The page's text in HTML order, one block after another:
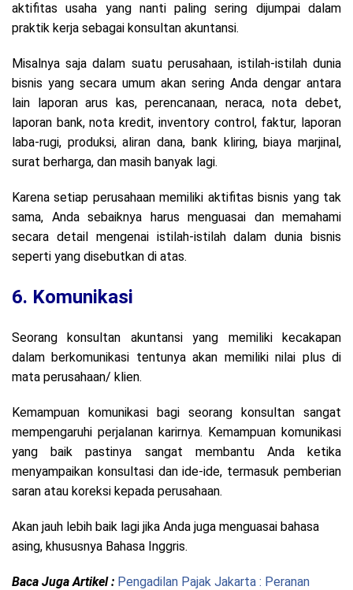
aktifitas usaha yang nanti paling sering dijumpai dalam
praktik kerja sebagai konsultan akuntansi.
Misalnya saja dalam suatu perusahaan, istilah-istilah dunia
bisnis yang secara umum akan sering Anda dengar antara
lain laporan arus kas, perencanaan, neraca, nota debet,
laporan bank, nota kredit, inventory control, faktur, laporan
laba-rugi, produksi, aliran dana, bank kliring, biaya marjinal,
surat berharga, dan masih banyak lagi.
Karena setiap perusahaan memiliki aktifitas bisnis yang tak
sama, Anda sebaiknya harus menguasai dan memahami
secara detail mengenai istilah-istilah dalam dunia bisnis
seperti yang disebutkan di atas.
6. Komunikasi
Seorang konsultan akuntansi yang memiliki kecakapan
dalam berkomunikasi tentunya akan memiliki nilai plus di
mata perusahaan/ klien.
Kemampuan komunikasi bagi seorang konsultan sangat
mempengaruhi perjalanan karirnya. Kemampuan komunikasi
yang baik pastinya sangat membantu Anda ketika
menyampaikan konsultasi dan ide-ide, termasuk pemberian
saran atau koreksi kepada perusahaan.
Akan jauh lebih baik lagi jika Anda juga menguasai bahasa
asing, khususnya Bahasa Inggris.
Baca Juga Artikel : Pengadilan Pajak Jakarta : Peranan